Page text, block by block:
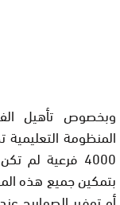
وبخصوص تأهيل
4000 فرعية لم
بتمكين جميع هذه